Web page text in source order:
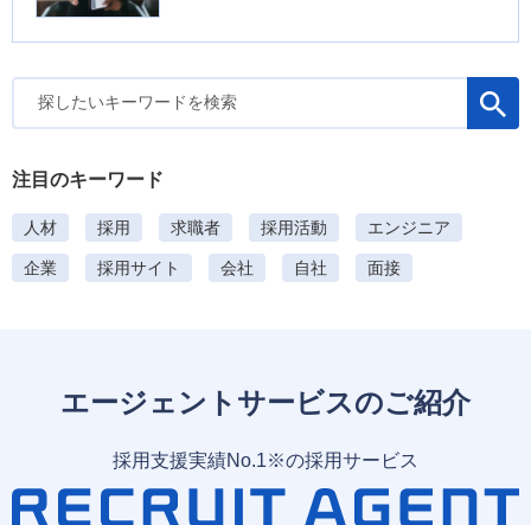
注目のキーワード
人材 採用 求職者 採用活動 エンジニア
企業 採用サイト 会社 自社 面接
エージェントサービスのご紹介
採用支援実績No.1※の採用サービス